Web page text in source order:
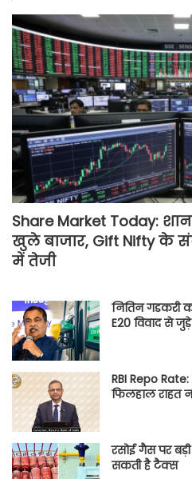
Share Market Today:
खुले बाजार, Gift Nifty के
में तेजी
नितिन गडकरी
E20 विवाद से
RBI Repo
फिलहाल राहत
रसोई गैस पर
सकती है टैक्स